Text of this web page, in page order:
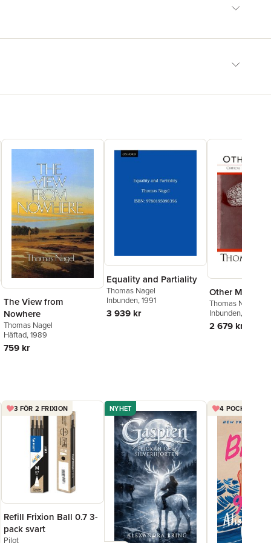
The View from
Nowhere
Thomas Nagel
Häftad, 1989
759 kr
Equality and Partiality
Thomas Nagel
Inbunden, 1991
3 939 kr
Other Minds
Thomas Nagel
Inbunden, 1995
2 679 kr
3 FÖR 2 FRIXION
Refill Frixion Ball 0.7 3-
pack svart
Pilot
NYHET 4 POCKET FÖR